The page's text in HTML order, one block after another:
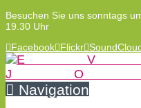
Besuchen Sie uns sonntags
19.30 Uhr
Facebook Flickr
Navigation